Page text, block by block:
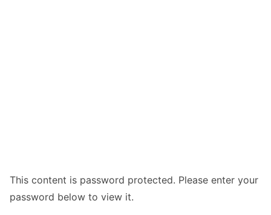
This content is password protected. Please enter your
password below to view it.